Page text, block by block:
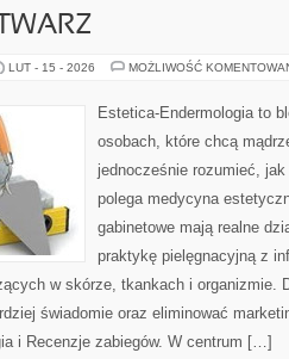
LUT - 15 - 2026 MOŻLIWOŚĆ
Estetica-Endermologia to
osobach, które chcą
jednocześnie rozumieć,
polega medycyna
gabinetowe mają realne
praktykę pielęgnacyjną z
w skórze, tkankach i organizmie.
świadomie oraz eliminować
i Recenzje zabiegów. W centrum […]